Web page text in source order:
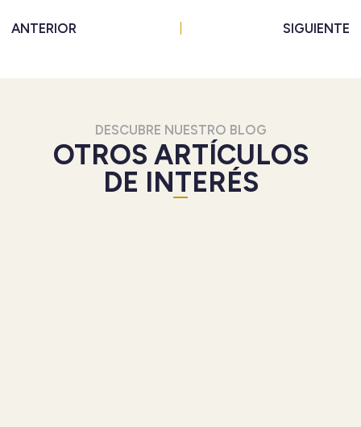
Ant
ANTERIOR SIGUIENTE
DESCUBRE NUESTRO BLOG
OTROS ARTÍCULOS
DE INTERÉS